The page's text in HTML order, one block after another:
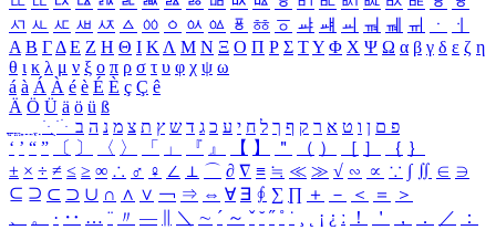
ㅺ ㅻ ㅼ ㅽ ㅾ ㅿ ㆀ ㆁ ㆂ ㆃ ㆄ ㆅ ㆆ ㆇ ㆈ ㆉ ㆊ ㆋ ㆌ ㆍ
ㆎ
Α Β ΓΔ Ε Ζ Η Θ Ι ΚΛ Μ Ν Ξ Ο Π Ρ Σ ΤΥ Φ Χ Ψ Ω α β γ δ ε ζ η
θ ι κ λ μ ν ξ ο π ρ σ τ υ φ χ ψ ω
á à Á À é è É È ç Ç ê
Ä Ö Ü ä ö ü ß
ִֶֹ ֻּ ׁׂ פ ם ן ו ט א ר ק ף ך ל ח י ע כ ג ד ש ץ ת צ מ נ ה ב
‘ ’ “ ” 〔 〕 〈 〉 「 」 『 』 【 】 ＂ （ ） ［ ］ ｛ ｝
± × ÷ ≠ ≤ ≥ ∞ ∴ ♂ ♀ ∠ ⊥ ⌒ ∂ ∇ ≡ ≒ ≪ ≫ √ ∽ ∝ ∵ ∫ ∬ ∈ ∋
⊆ ⊇ ⊂ ⊃ ∪ ∩ ∧ ∨ ￢ ⇒ ⇔ ∀ ∃ ∮ ∑ ∏ ＋ － ＜ ＝
＞
、
。 · ‥ … ¨ 〃 ― ＼ ∼ ´ ～ ˇ ˘ ˝ ˚ ˙ ¸ ¡ ¿ ː ！ ＇ ， ． ／
：